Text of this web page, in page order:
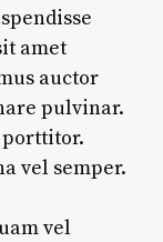
amet
auctor
pulvinar.
porttitor.
vel semper.
vel